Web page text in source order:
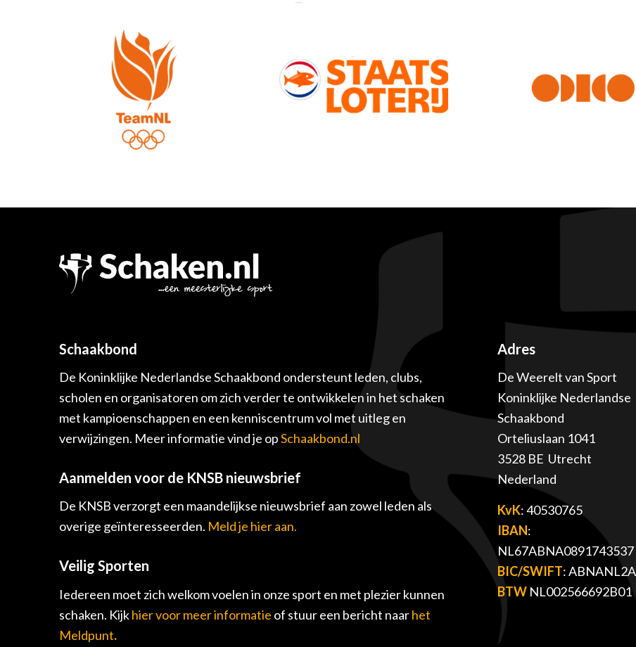
Schaakbond
De Koninklijke Nederlandse Schaakbond ondersteunt leden, clubs,
scholen en organisatoren om zich verder te ontwikkelen in het schaken
met kampioenschappen en een kenniscentrum vol met uitleg en
verwijzingen. Meer informatie vind je opSchaakbond.nl
Aanmelden voor de KNSB nieuwsbrief
De KNSB verzorgt een maandelijkse nieuwsbrief aan zowel leden als
overige geïnteresseerden. Meld je hier aan.
Veilig Sporten
Iedereen moet zich welkom voelen in onze sport en met plezier kunnen
schaken. Kijkhier voor meer informatie of stuur een bericht naarhet
Meldpunt.
Adres
De Weerelt van Sport
Koninklijke Nederlandse
Schaakbond
Orteliuslaan 1041
3528 BE Utrecht
Nederland
KvK: 40530765
IBAN:
NL67ABNA0891743537
BIC/SWIFT: ABNANL2A
BTW NL002566692B01